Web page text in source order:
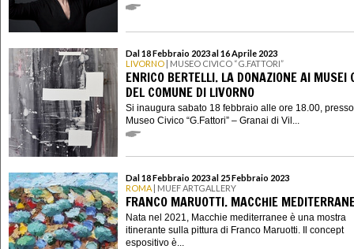
Dal 18 Febbraio 2023 al 16 Aprile 2023
LIVORNO | MUSEO CIVICO “G.FATTORI”
ENRICO BERTELLI. LA DONAZIONE AI MUSEI
DEL COMUNE DI LIVORNO
Si inaugura sabato 18 febbraio alle ore 18.00,
Museo Civico “G.Fattori” – Granai di Vil...
Dal 18 Febbraio 2023 al 25 Febbraio 2023
ROMA | MUEF ARTGALLERY
FRANCO MARUOTTI. MACCHIE
Nata nel 2021, Macchie mediterranee è una mostra
itinerante sulla pittura di Franco Maruotti. Il concept
espositivo è...